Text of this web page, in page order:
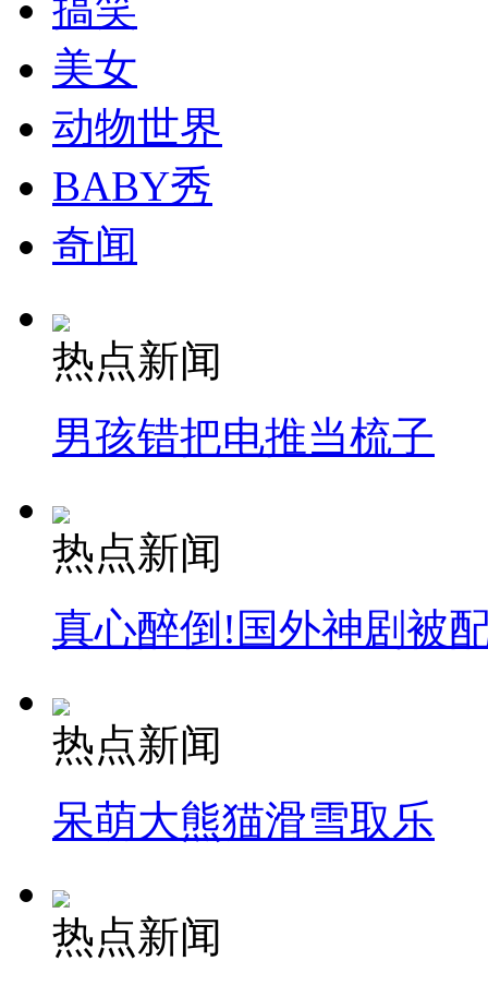
美女
动物世界
BABY秀
奇闻
热点新闻
男孩错把电推当梳子
热点新闻
真心醉倒!国外神剧被
热点新闻
呆萌大熊猫滑雪取乐
热点新闻